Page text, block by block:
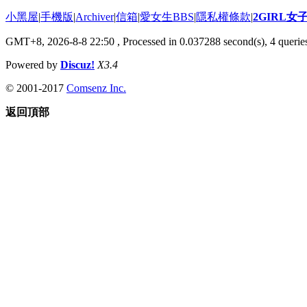
小黑屋|手機版|Archiver|信箱|愛女生BBS|隱私權條款|2GIRL女
GMT+8, 2026-8-8 22:50 , Processed in 0.037288 second(s), 4
Powered by Discuz! X3.4
© 2001-2017 Comsenz Inc.
返回頂部